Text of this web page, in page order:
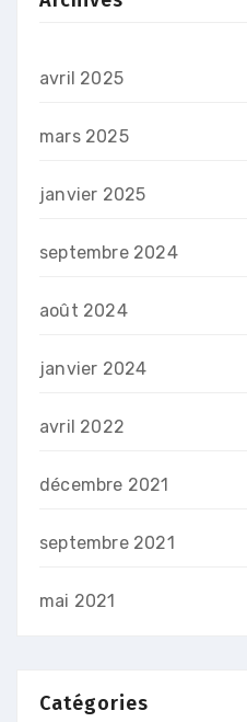
avril 2025
mars 2025
janvier 2025
septembre 2024
août 2024
janvier 2024
avril 2022
décembre 2021
septembre 2021
mai 2021
Catégories